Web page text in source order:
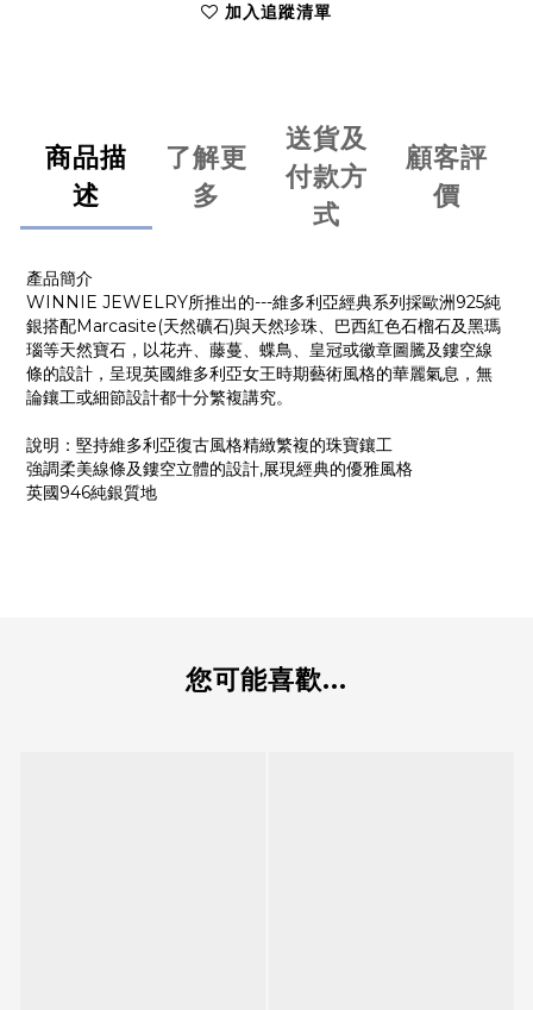
加入追蹤清單
商品描
述
了解更
多
送貨及
付款方
式
顧客評
價
產品簡介
WINNIE JEWELRY所推出的---維多利亞經典系列採歐洲925純
銀搭配Marcasite(天然礦石)與天然珍珠、巴西紅色石榴石及黑瑪
瑙等天然寶石，以花卉、藤蔓、蝶鳥、皇冠或徽章圖騰及鏤空線
條的設計，呈現英國維多利亞女王時期藝術風格的華麗氣息，無
論鑲工或細節設計都十分繁複講究。
說明：堅持維多利亞復古風格精緻繁複的珠寶鑲工
強調柔美線條及鏤空立體的設計,展現經典的優雅風格
英國946純銀質地
您可能喜歡...